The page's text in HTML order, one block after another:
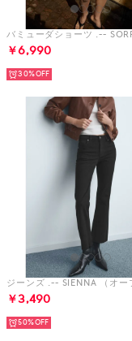
￥6,990
30%
￥3,490
50%